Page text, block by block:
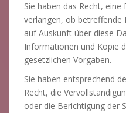
Sie haben das Recht,
verlangen, ob betreffende
auf Auskunft über diese
Informationen und Kopie
gesetzlichen Vorgaben.
Sie haben entsprechend
Recht, die
oder die Berichtigung der